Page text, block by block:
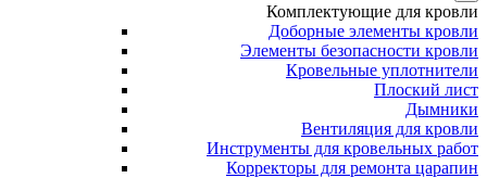
Комплектующие для кровли
Доборные элементы кровли
Элементы безопасности кровли
Кровельные уплотнители
Плоский лист
Дымники
Вентиляция для кровли
Инструменты для кровельных работ
Корректоры для ремонта царапин